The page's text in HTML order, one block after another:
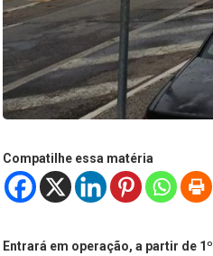
Compatilhe essa matéria
Entrará em operação, a partir de